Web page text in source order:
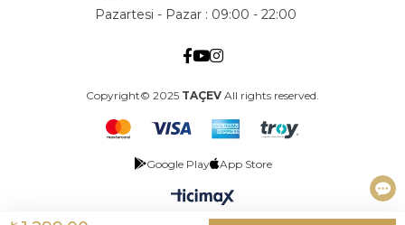
Pazartesi - Pazar : 09:00 - 22:00
Copyright© 2025 TAÇEV All rights reserved.
Google Play App Store